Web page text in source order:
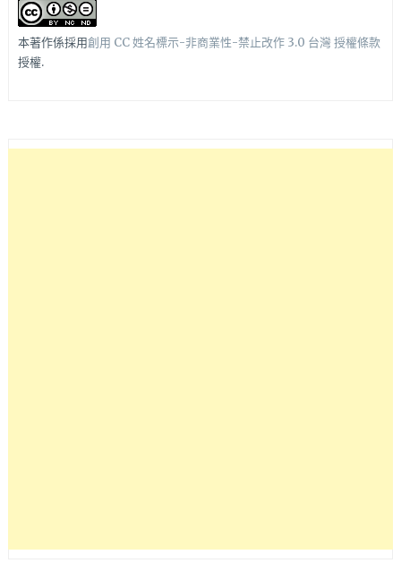
本著作係採用創用 CC 姓名標示-非商業性-禁止改作 3.0 台灣 授權條款
授權.